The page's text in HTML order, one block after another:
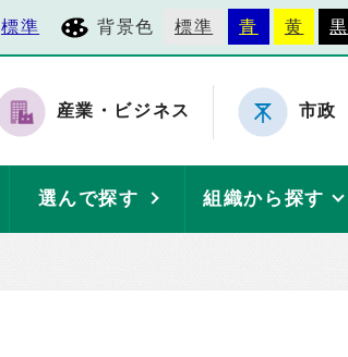
標準 背景色 標準 青 黄 黒
産業・ビジネス 市政
選んで探す 組織から探す